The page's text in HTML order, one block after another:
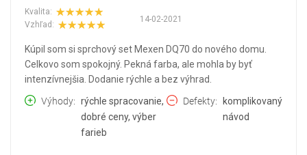
14-02-2021
Kvalita:
Vzhľad:
Kúpil som si sprchový set Mexen DQ70 do nového domu.
Celkovo som spokojný. Pekná farba, ale mohla by byť
intenzívnejšia. Dodanie rýchle a bez výhrad.
Výhody
rýchle spracovanie,
dobré ceny, výber
farieb
Defekty
komplikovaný
návod